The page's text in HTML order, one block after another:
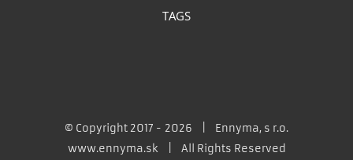
TAGS
© Copyright 2017 - 2026 | Ennyma, s r.o.
www.ennyma.sk | All Rights Reserved